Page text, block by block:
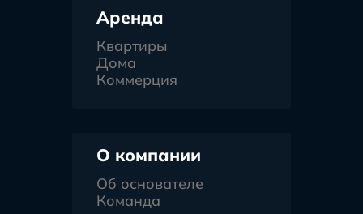
Аренда
Квартиры
Дома
Коммерция
О компании
Об основателе
Команда